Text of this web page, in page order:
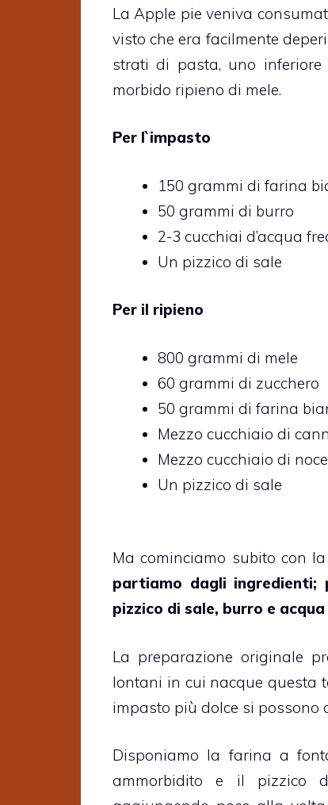
La Apple pie veniva
visto che era facilmente
strati di pasta, uno
morbido ripieno di mele.
Per l`impasto
150 grammi di farina
50 grammi di burro
2-3 cucchiai d’acqua
Un pizzico di sale
Per il ripieno
800 grammi di mele
60 grammi di zucchero
50 grammi di farina
Mezzo cucchiaio di
Mezzo cucchiaio di
Un pizzico di sale
Ma cominciamo subito con
partiamo dagli
pizzico di sale, burro e
La preparazione originale
lontani in cui nacque questa
impasto più dolce si possono
Disponiamo la farina a
ammorbidito e il pizzico